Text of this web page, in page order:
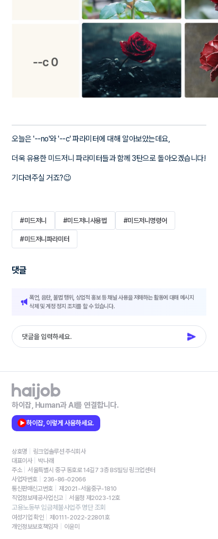
오늘은 '--no'와 '--c' 파라미터에 대해 알아보았는데요,
더욱 유용한 미드저니 파라미터들과 함께 3탄으로 돌아오겠습니다!
기다려주실 거죠?😉
#미드저니 #미드저니사용법 #미드저니명령어
#미드저니파라미터
댓글
폭언, 음란, 불법 행위, 상업적 홍보 등 채널 사용을 저해하는 활동에 대해 메시지
삭제 및 계정 정지 조치를 할 수 있습니다.
하이잡, Human과 AI를 연결합니다.
하이잡, 이렇게 사용하세요.
상호명
링크업솔루션 주식회사
대표이사
박나래
주소
서울특별시 중구 동호로 14길7 3층 BS빌딩 링크업센터
사업자번호
236-86-02066
통신판매신고번호
제2021-서울중구-1810
직업정보제공사업신고
서울청 제2023-12호
고용노동부 임금체불사업주 명단 조회
여성기업 확인
제0111-2022-22801호
개인정보보호책임자
이윤미